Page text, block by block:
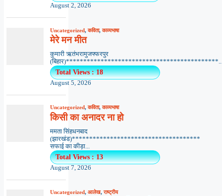
August 2, 2026
Uncategorized,कविता,काव्यभाषा
मेरे मन मीत
कुमारी ऋतंभरामुजफ्फरपुर
Total Views : 18
August 5, 2026
Uncategorized,कविता,काव्यभाषा
किसी का अनादर ना हो
ममता सिंहधनबाद
(झारखंड)*************************************
सफाई का कीड़ा...
Total Views : 13
August 7, 2026
Uncategorized, आलेख,राष्ट्रीय